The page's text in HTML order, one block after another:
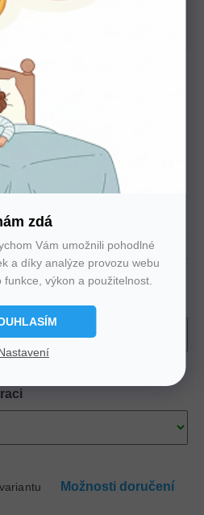
zdá
Vám umožnili pohodlné
a díky analýze provozu webu
výkon a použitelnost.
všech značek. 100%
servis.
Možnosti doručení
s levandulí a potahem s
životnost, vysoká nosnost a
170 Kg
Nosnost
Doprava